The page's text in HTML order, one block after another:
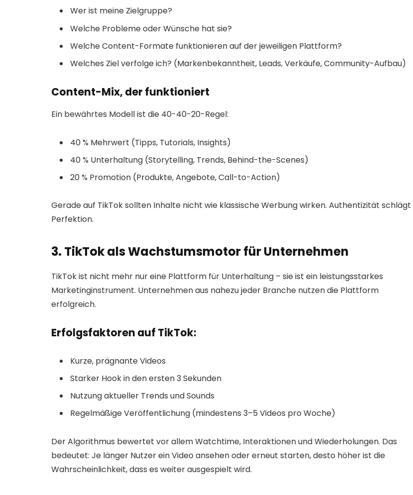
Wer ist meine Zielgruppe?
Welche Probleme oder Wünsche hat sie?
Welche Content-Formate funktionieren auf der jeweiligen Plattform?
Welches Ziel verfolge ich? (Markenbekanntheit, Leads, Verkäufe, Community-Aufbau)
Content-Mix, der funktioniert
Ein bewährtes Modell ist die 40-40-20-Regel:
40 % Mehrwert (Tipps, Tutorials, Insights)
40 % Unterhaltung (Storytelling, Trends, Behind-the-Scenes)
20 % Promotion (Produkte, Angebote, Call-to-Action)
Gerade auf TikTok sollten Inhalte nicht wie klassische Werbung wirken. Authentizität schlägt
Perfektion.
3. TikTok als Wachstumsmotor für Unternehmen
TikTok ist nicht mehr nur eine Plattform für Unterhaltung – sie ist ein leistungsstarkes
Marketinginstrument. Unternehmen aus nahezu jeder Branche nutzen die Plattform
erfolgreich.
Erfolgsfaktoren auf TikTok:
Kurze, prägnante Videos
Starker Hook in den ersten 3 Sekunden
Nutzung aktueller Trends und Sounds
Regelmäßige Veröffentlichung (mindestens 3–5 Videos pro Woche)
Der Algorithmus bewertet vor allem Watchtime, Interaktionen und Wiederholungen. Das
bedeutet: Je länger Nutzer ein Video ansehen oder erneut starten, desto höher ist die
Wahrscheinlichkeit, dass es weiter ausgespielt wird.